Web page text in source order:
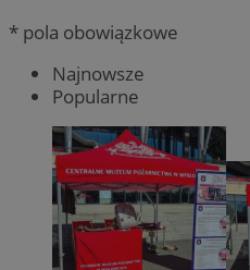
* pola obowiązkowe
Najnowsze
Popularne